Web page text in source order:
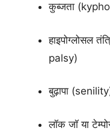
कुब्जता
हाइपोग्लोसल
palsy)
बुढ़ापा
लॉक जॉ या